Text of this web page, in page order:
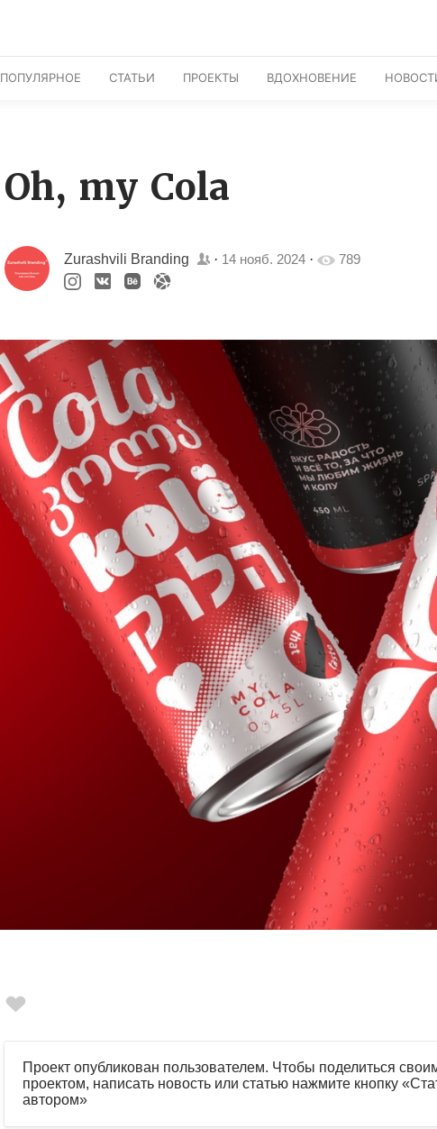
ПОПУЛЯРНОЕ СТАТЬИ ПРОЕКТЫ ВДОХНОВЕНИЕ
Oh, my Cola
Zurashvili Branding · 14 нояб. 2024· 789
Проект опубликован пользователем. Чтобы поделиться
проектом, написать новость или статью нажмите кнопку
автором»